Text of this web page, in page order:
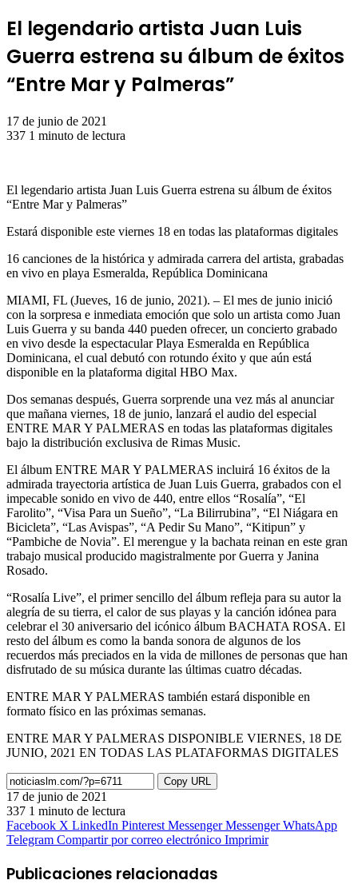
El legendario artista Juan Luis
Guerra estrena su álbum de éxitos
“Entre Mar y Palmeras”
17 de junio de 2021
337 1 minuto de lectura
El legendario artista Juan Luis Guerra estrena su álbum de éxitos
“Entre Mar y Palmeras”
Estará disponible este viernes 18 en todas las plataformas digitales
16 canciones de la histórica y admirada carrera del artista, grabadas
en vivo en playa Esmeralda, República Dominicana
MIAMI, FL (Jueves, 16 de junio, 2021). – El mes de junio inició
con la sorpresa e inmediata emoción que solo un artista como Juan
Luis Guerra y su banda 440 pueden ofrecer, un concierto grabado
en vivo desde la espectacular Playa Esmeralda en República
Dominicana, el cual debutó con rotundo éxito y que aún está
disponible en la plataforma digital HBO Max.
Dos semanas después, Guerra sorprende una vez más al anunciar
que mañana viernes, 18 de junio, lanzará el audio del especial
ENTRE MAR Y PALMERAS en todas las plataformas digitales
bajo la distribución exclusiva de Rimas Music.
El álbum ENTRE MAR Y PALMERAS incluirá 16 éxitos de la
admirada trayectoria artística de Juan Luis Guerra, grabados con el
impecable sonido en vivo de 440, entre ellos “Rosalía”, “El
Farolito”, “Visa Para un Sueño”, “La Bilirrubina”, “El Niágara en
Bicicleta”, “Las Avispas”, “A Pedir Su Mano”, “Kitipun” y
“Pambiche de Novia”. El merengue y la bachata reinan en este gran
trabajo musical producido magistralmente por Guerra y Janina
Rosado.
“Rosalía Live”, el primer sencillo del álbum refleja para su autor la
alegría de su tierra, el calor de sus playas y la canción idónea para
celebrar el 30 aniversario del icónico álbum BACHATA ROSA. El
resto del álbum es como la banda sonora de algunos de los
recuerdos más preciados en la vida de millones de personas que han
disfrutado de su música durante las últimas cuatro décadas.
ENTRE MAR Y PALMERAS también estará disponible en
formato físico en las próximas semanas.
ENTRE MAR Y PALMERAS DISPONIBLE VIERNES, 18 DE
JUNIO, 2021 EN TODAS LAS PLATAFORMAS DIGITALES
Copy URL
17 de junio de 2021
337 1 minuto de lectura
Facebook X LinkedIn Pinterest Messenger Messenger WhatsApp
Telegram Compartir por correo electrónico Imprimir
Publicaciones relacionadas